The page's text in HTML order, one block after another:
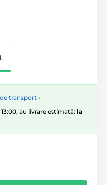
transport ›
au livrare estimată: la